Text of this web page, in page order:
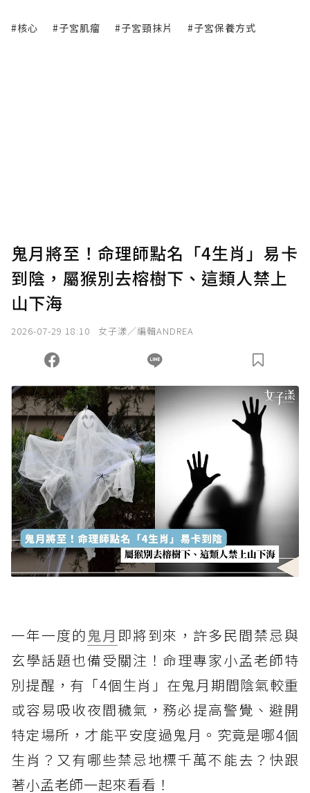
#核心 #子宮肌瘤 #子宮頸抹片 #子宮保養方式
鬼月將至！命理師點名「4生肖」易卡
到陰，屬猴別去榕樹下、這類人禁上
山下海
2026-07-29 18:10 女子漾／編輯ANDREA
一年一度的鬼月 即將到來，許多民間禁忌與
玄學話題也備受關注！命理專家小孟老師特
別提醒，有「4個生肖」在鬼月期間陰氣較重
或容易吸收夜間穢氣，務必提高警覺、避開
特定場所，才能平安度過鬼月。究竟是哪4個
生肖？又有哪些禁忌地標千萬不能去？快跟
著小孟老師一起來看看！